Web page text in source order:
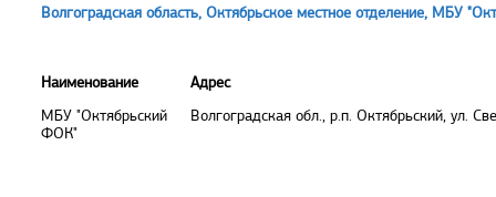
Волгоградская область, Октябрьское местное отделение, МБУ
Наименование
МБУ "Октябрьский
ФОК"
Адрес
Волгоградская обл., р.п. Октябрьский, ул.